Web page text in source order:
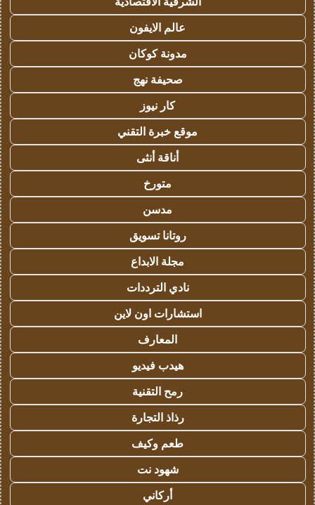
عالم الايفون
مدونة كوكان
صحيفة نهج
كار نيوز
موقع خبرة التقني
أناقة أنثى
متورخ
مدسن
روتانا تسويق
مجلة الابداع
نادي الترددات
استشارات اون لاين
المعارف
هيدب فيديو
رمح التقنية
رذاذ التجارة
طعم وكيف
شهود نت
أركاني